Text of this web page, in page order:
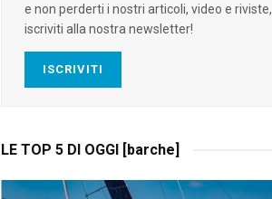
e non perderti i nostri articoli, video e riviste,
iscriviti alla nostra newsletter!
ISCRIVITI
LE TOP 5 DI OGGI [barche]